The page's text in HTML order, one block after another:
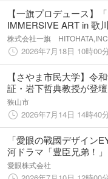
【一旗プロデュース】
IMMERSIVE ART in 歌
から京都市京セラ美術館
空間で国芳の浮世絵の
ーシブアート空間。
株式会社一旗
2026年7月18日 10時00
【さやま市民大学】令
証・岩下哲典教授が登
らに楽しめる 幕末史」
狭山市
2026年7月14日 14時40
「愛眼の戰國デザイン
河ドラマ「豊臣兄弟！
として、豊臣秀吉・秀長
作スクエアメガネが登場
愛眼株式会社